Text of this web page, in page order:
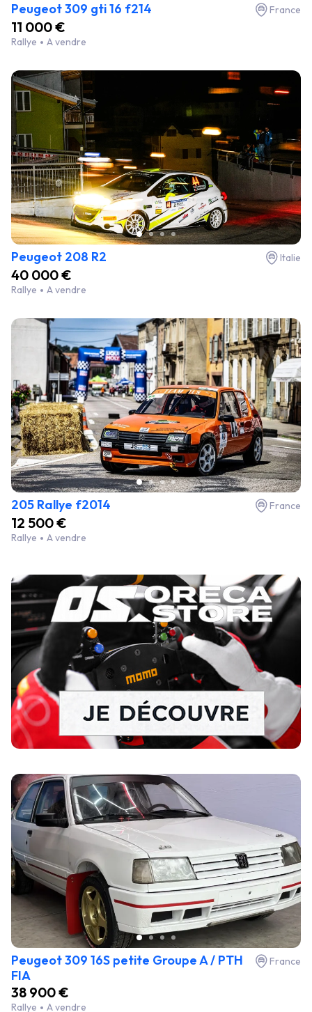
Peugeot 309 gti 16 f214 France
11 000 €
Rallye A vendre
Peugeot 208 R2 Italie
40 000 €
Rallye A vendre
205 Rallye f2014 France
12 500 €
Rallye A vendre
Peugeot 309 16S petite Groupe A / PTH
FIA
France
38 900 €
Rallye A vendre